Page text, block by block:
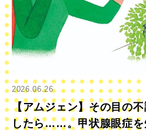
2026.06.26
【アムジェン】その目の
したら……。甲状腺眼症を